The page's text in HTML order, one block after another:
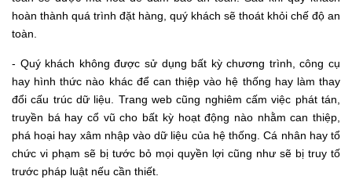
hoàn thành quá trình đặt hàng, quý khách sẽ thoát khỏi chế độ an
toàn.
- Quý khách không được sử dụng bất kỳ chương trình, công cụ
hay hình thức nào khác để can thiệp vào hệ thống hay làm thay
đổi cấu trúc dữ liệu. Trang web cũng nghiêm cấm việc phát tán,
truyền bá hay cổ vũ cho bất kỳ hoạt động nào nhằm can thiệp,
phá hoại hay xâm nhập vào dữ liệu của hệ thống. Cá nhân hay tổ
chức vi phạm sẽ bị tước bỏ mọi quyền lợi cũng như sẽ bị truy tố
trước pháp luật nếu cần thiết.